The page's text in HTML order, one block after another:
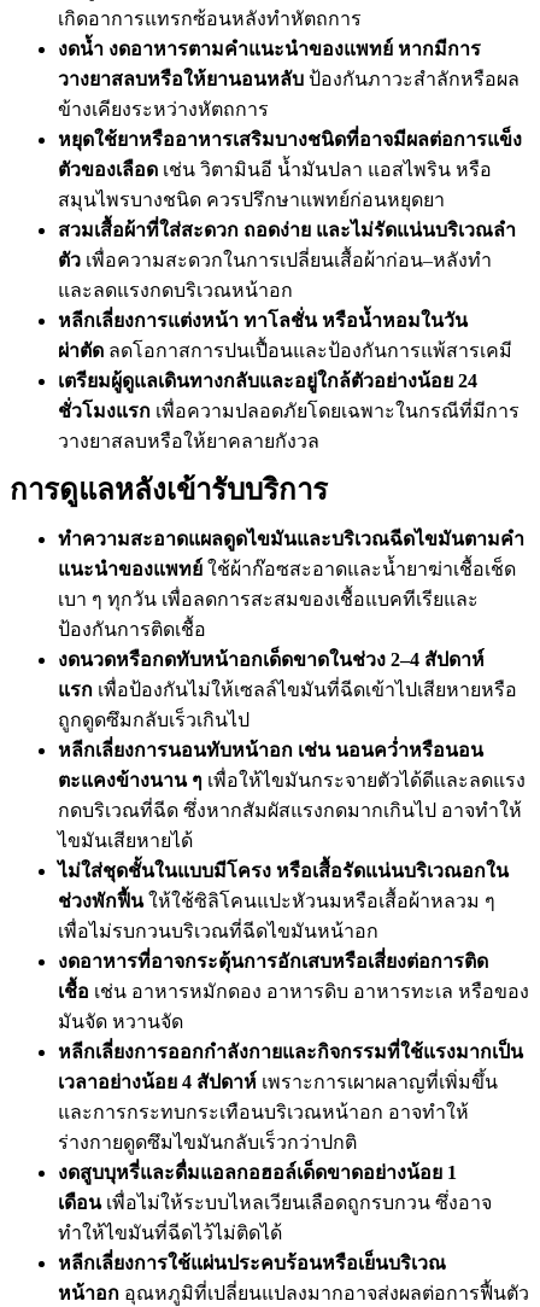
เกิดอาการแทรกซ้อนหลังทำหัตถการ
งดน้ำ งดอาหารตามคำแนะนำของแพทย์ หากมีการ
วางยาสลบหรือให้ยานอนหลับ ป้องกันภาวะสำลักหรือผล
ข้างเคียงระหว่างหัตถการ
หยุดใช้ยาหรืออาหารเสริมบางชนิดที่อาจมีผลต่อการแข็ง
ตัวของเลือด เช่น วิตามินอี น้ำมันปลา แอสไพริน หรือ
สมุนไพรบางชนิด ควรปรึกษาแพทย์ก่อนหยุดยา
สวมเสื้อผ้าที่ใส่สะดวก ถอดง่าย และไม่รัดแน่นบริเวณลำ
ตัว เพื่อความสะดวกในการเปลี่ยนเสื้อผ้าก่อน–หลังทำ
และลดแรงกดบริเวณหน้าอก
หลีกเลี่ยงการแต่งหน้า ทาโลชั่น หรือน้ำหอมในวัน
ผ่าตัด ลดโอกาสการปนเปื้อนและป้องกันการแพ้สารเคมี
เตรียมผู้ดูแลเดินทางกลับและอยู่ใกล้ตัวอย่างน้อย 24
ชั่วโมงแรก เพื่อความปลอดภัยโดยเฉพาะในกรณีที่มีการ
วางยาสลบหรือให้ยาคลายกังวล
การดูแลหลังเข้ารับบริการ
ทำความสะอาดแผลดูดไขมันและบริเวณฉีดไขมันตามคำ
แนะนำของแพทย์ ใช้ผ้าก๊อซสะอาดและน้ำยาฆ่าเชื้อเช็ด
เบา ๆ ทุกวัน เพื่อลดการสะสมของเชื้อแบคทีเรียและ
ป้องกันการติดเชื้อ
งดนวดหรือกดทับหน้าอกเด็ดขาดในช่วง 2–4 สัปดาห์
แรก เพื่อป้องกันไม่ให้เซลล์ไขมันที่ฉีดเข้าไปเสียหายหรือ
ถูกดูดซึมกลับเร็วเกินไป
หลีกเลี่ยงการนอนทับหน้าอก เช่น นอนคว่ำหรือนอน
ตะแคงข้างนาน ๆ เพื่อให้ไขมันกระจายตัวได้ดีและลดแรง
กดบริเวณที่ฉีด ซึ่งหากสัมผัสแรงกดมากเกินไป อาจทำให้
ไขมันเสียหายได้
ไม่ใส่ชุดชั้นในแบบมีโครง หรือเสื้อรัดแน่นบริเวณอกใน
ช่วงพักฟื้นให้ใช้ซิลิโคนแปะหัวนมหรือเสื้อผ้าหลวม ๆ
เพื่อไม่รบกวนบริเวณที่ฉีดไขมันหน้าอก
งดอาหารที่อาจกระตุ้นการอักเสบหรือเสี่ยงต่อการติด
เชื้อ เช่น อาหารหมักดอง อาหารดิบ อาหารทะเล หรือของ
มันจัด หวานจัด
หลีกเลี่ยงการออกกำลังกายและกิจกรรมที่ใช้แรงมากเป็น
เวลาอย่างน้อย 4 สัปดาห์ เพราะการเผาผลาญที่เพิ่มขึ้น
และการกระทบกระเทือนบริเวณหน้าอก อาจทำให้
ร่างกายดูดซึมไขมันกลับเร็วกว่าปกติ
งดสูบบุหรี่และดื่มแอลกอฮอล์เด็ดขาดอย่างน้อย 1
เดือนเพื่อไม่ให้ระบบไหลเวียนเลือดถูกรบกวน ซึ่งอาจ
ทำให้ไขมันที่ฉีดไว้ไม่ติดได้
หลีกเลี่ยงการใช้แผ่นประคบร้อนหรือเย็นบริเวณ
หน้าอก อุณหภูมิที่เปลี่ยนแปลงมากอาจส่งผลต่อการฟื้นตัว